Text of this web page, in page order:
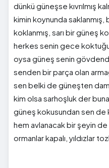
dünkü güneşse kıvrılmış
kimin koynunda saklanmış,
koklanmış, sarı bir güneş
herkes senin gece
oysa güneş senin
senden bir parça olan
sen belki de güneşten
kim olsa sarhoşluk der
güneş kokusundan sen
hem avlanacak bir şeyin de
ormanlar kapalı, yıldızlar